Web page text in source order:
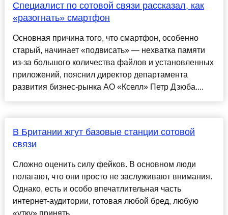
Специалист по сотовой связи рассказал, как
«разогнать» смартфон
Основная причина того, что смартфон, особенно
старый, начинает «подвисать» — нехватка памяти
из-за большого количества файлов и установленных
приложений, пояснил директор департамента
развития бизнес-рынка АО «Кселл» Петр Дзюба....
В Британии жгут базовые станции сотовой
связи
Сложно оценить силу фейков. В основном люди
полагают, что они просто не заслуживают внимания.
Однако, есть и особо впечатлительная часть
интернет-аудитории, готовая любой бред, любую